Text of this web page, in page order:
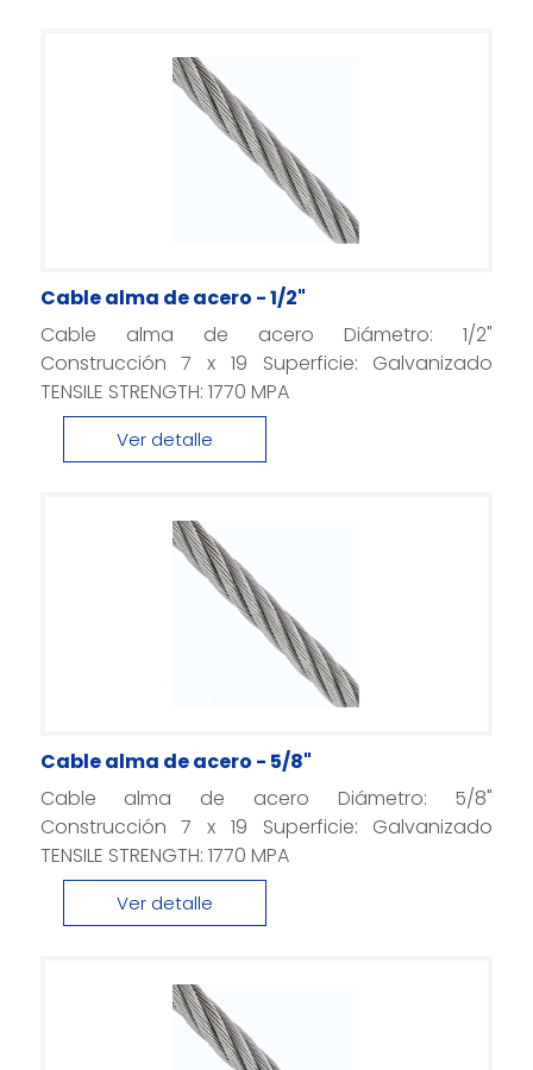
Cable alma de acero - 1/2"
Cable alma de acero Diámetro: 1/2"
Construcción 7 x 19 Superficie: Galvanizado
TENSILE STRENGTH: 1770 MPA
Ver detalle
Cable alma de acero - 5/8"
Cable alma de acero Diámetro: 5/8"
Construcción 7 x 19 Superficie: Galvanizado
TENSILE STRENGTH: 1770 MPA
Ver detalle